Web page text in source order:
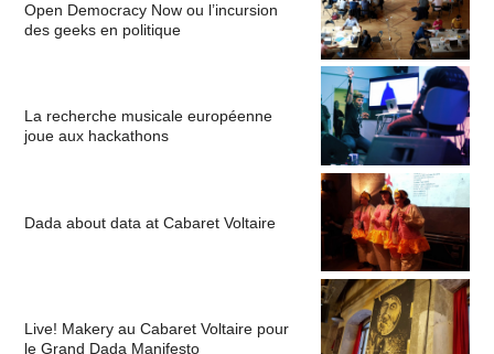
Open Democracy Now ou l’incursion
des geeks en politique
La recherche musicale européenne
joue aux hackathons
Dada about data at Cabaret Voltaire
Live! Makery au Cabaret Voltaire pour
le Grand Dada Manifesto